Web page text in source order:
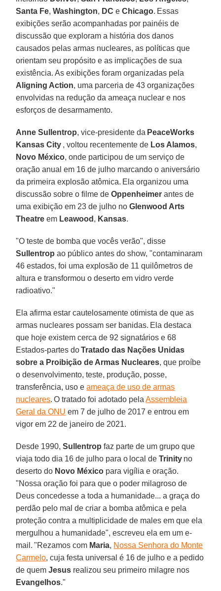
Santa Fe,Washington, DC eChicago. Essas
exibições serão acompanhadas por painéis de
discussão que exploram a história dos danos
causados pelas armas nucleares, as políticas que
orientam seu propósito e as implicações de sua
existência. As exibições foram organizadas pela
Aligning Action, uma parceria de 43 organizações
envolvidas na redução da ameaça nuclear e nos
esforços de desarmamento.
Anne Sullentrop, vice-presidente da PeaceWorks
Kansas City , voltou recentemente de Los Alamos,
Novo México, onde participou de um serviço de
oração anual em 16 de julho marcando o aniversário
da primeira explosão atômica. Ela organizou uma
discussão sobre o filme deOppenheimer antes de
uma exibição em 23 de julho noGlenwood Arts
Theatre em Leawood , Kansas.
"O teste de bomba que vocês verão", disse
Sullentrop ao público antes do show, "contaminaram
46 estados, foi uma explosão de 11 quilômetros de
altura e transformou o deserto em vidro verde
radioativo."
Ela afirma estar cautelosamente otimista de que as
armas nucleares possam ser banidas. Ela destaca
que hoje existem cerca de 92 signatários e 68
Estados-partes doTratado das Nações Unidas
sobre a Proibição de Armas Nucleares, que proíbe
o desenvolvimento, teste, produção, posse,
transferência, uso eameaça de uso de armas
nucleares. O tratado foi adotado pelaAssembleia
Geral da ONU em 7 de julho de 2017 e entrou em
vigor em 22 de janeiro de 2021.
Desde 1990,Sullentrop faz parte de um grupo que
viaja todo dia 16 de julho para o local deTrinity no
deserto do Novo México para vigília e oração.
"Nossa oração foi para que o poder milagroso de
Deus concedesse a toda a humanidade... a graça do
perdão pelo mal de criar a bomba atômica e pela
proteção contra a multiplicidade de males em que ela
mergulhou a humanidade", escreveu ela em um e-
mail. "Rezamos com Maria, Nossa Senhora do Monte
Carmelo, cuja festa universal é 16 de julho e a pedido
de quemJesus realizou seu primeiro milagre nos
Evangelhos."